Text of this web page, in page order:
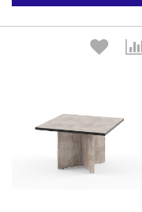
Выберите количество: